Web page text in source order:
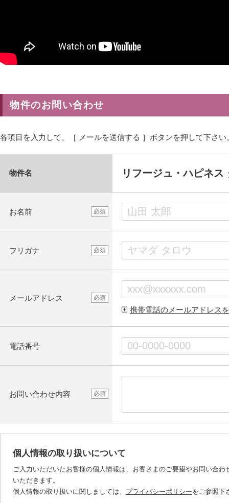
物件のお問い合わせ
各項目を入力して、［ メールを送信する ］ボタンを押して下さい
物件名 リフージュ・ハピネス
お名前 必須
フリガナ 必須
メールアドレス 必須
携帯電話のメールアドレス
電話番号
お問い合わせ内容 必須
個人情報の取り扱いについて
ご入力いただいたお客様の個人情報は、お客さまのご要望やお問い合
いただきます。
個人情報の取り扱いに関しましては、 プライバシーポリシーをご参照下